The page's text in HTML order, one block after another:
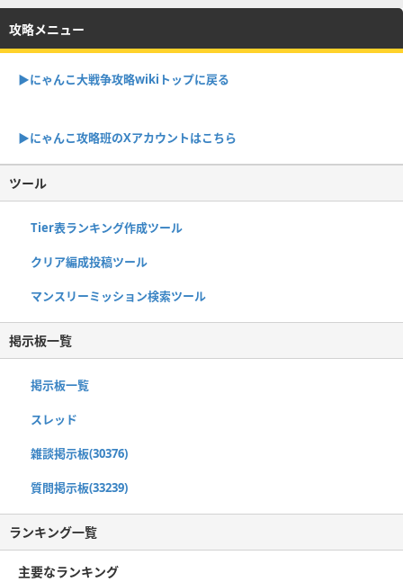
攻略メニュー
▶︎にゃんこ大戦争攻略wikiトップに戻る
▶︎にゃんこ攻略班のXアカウントはこちら
ツール
Tier表ランキング作成ツール
クリア編成投稿ツール
マンスリーミッション検索ツール
掲示板一覧
掲示板一覧
スレッド
雑談掲示板(30376)
質問掲示板(33239)
ランキング一覧
主要なランキング